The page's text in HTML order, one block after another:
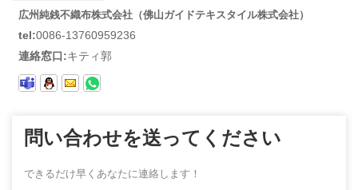
広州純銭不織布株式会社（佛山ガイドテキスタイル株式会社）
tel:0086-13760959236
連絡窓口:キティ郭
問い合わせを送ってください
できるだけ早くあなたに連絡します！